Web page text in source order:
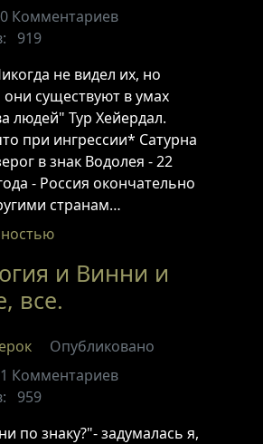
0 Комментариев
919
не видел их, но
существуют в умах
людей" Тур Хейердал.
при ингрессии* Сатурна
в знак Водолея - 22
- Россия окончательно
странам…
и Винни и
все.
Опубликовано
1 Комментариев
959
по знаку?"- задумалась я,